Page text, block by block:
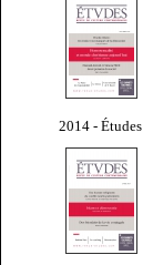
2014 - Études